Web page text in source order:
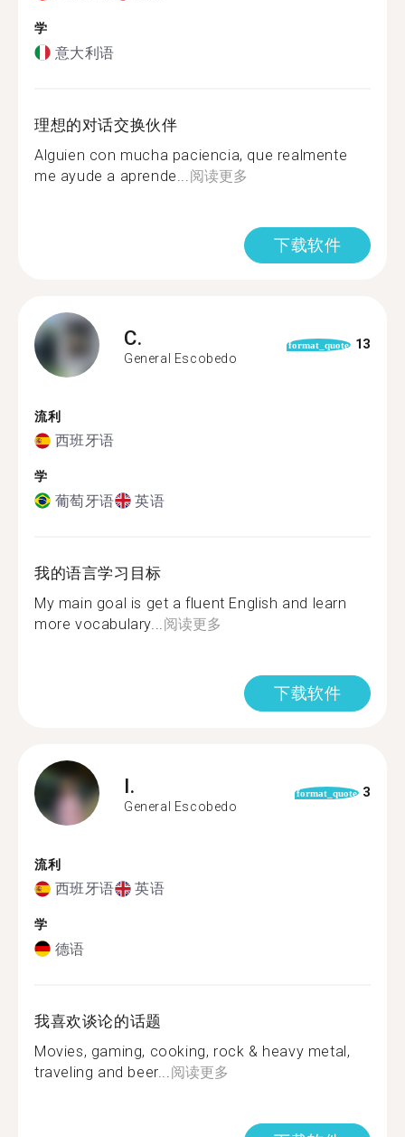
学
意大利语
理想的对话交换伙伴
Alguien con mucha paciencia, que realmente
me ayude a aprende... 阅读更多
下载软件
C.
General Escobedo
format_quote 13
流利
西班牙语
学
葡萄牙语 英语
我的语言学习目标
My main goal is get a fluent English and learn
more vocabulary... 阅读更多
下载软件
I.
General Escobedo
format_quote 3
流利
西班牙语 英语
学
德语
我喜欢谈论的话题
Movies, gaming, cooking, rock & heavy metal,
traveling and beer... 阅读更多